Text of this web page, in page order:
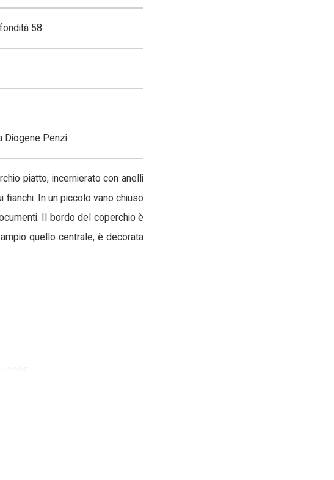
58
Diogene Penzi
piatto, incernierato con anelli
In un piccolo vano chiuso
Il bordo del coperchio è
quello centrale, è decorata
Udine 1965